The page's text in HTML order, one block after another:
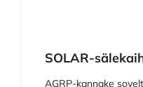
SOLAR-
AGRP-kannake